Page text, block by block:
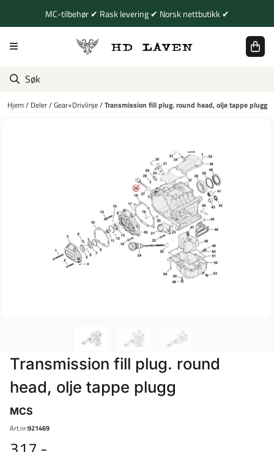
Hopp til innholdMC-tilbehør ✔ Rask levering ✔ Norsk nettbutikk ✔
Hjem/ Deler/Gear+Drivlinje/Transmission fill plug. round head, olje tappe plugg
Transmission fill plug. round
head, olje tappe plugg
MCS
Art.nr:921469